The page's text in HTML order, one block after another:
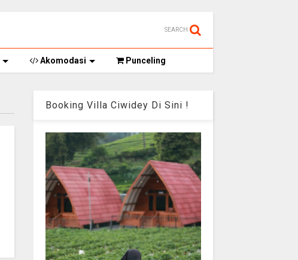
SEARCH
Akomodasi Punceling
Booking Villa Ciwidey Di Sini !